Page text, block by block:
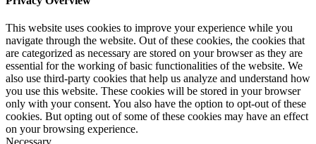
This website uses cookies to improve your experience while you
navigate through the website. Out of these cookies, the cookies that
are categorized as necessary are stored on your browser as they are
essential for the working of basic functionalities of the website. We
also use third-party cookies that help us analyze and understand how
you use this website. These cookies will be stored in your browser
only with your consent. You also have the option to opt-out of these
cookies. But opting out of some of these cookies may have an effect
on your browsing experience.